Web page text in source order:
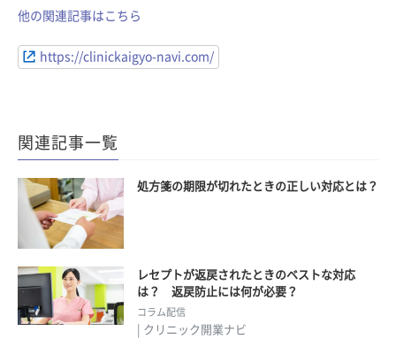
他の関連記事はこちら
https://clinickaigyo-navi.com/
関連記事一覧
処方箋の期限が切れたときの正しい対応とは？
レセプトが返戻されたときのベストな対応
は？ 返戻防止には何が必要？
コラム配信
| クリニック開業ナビ